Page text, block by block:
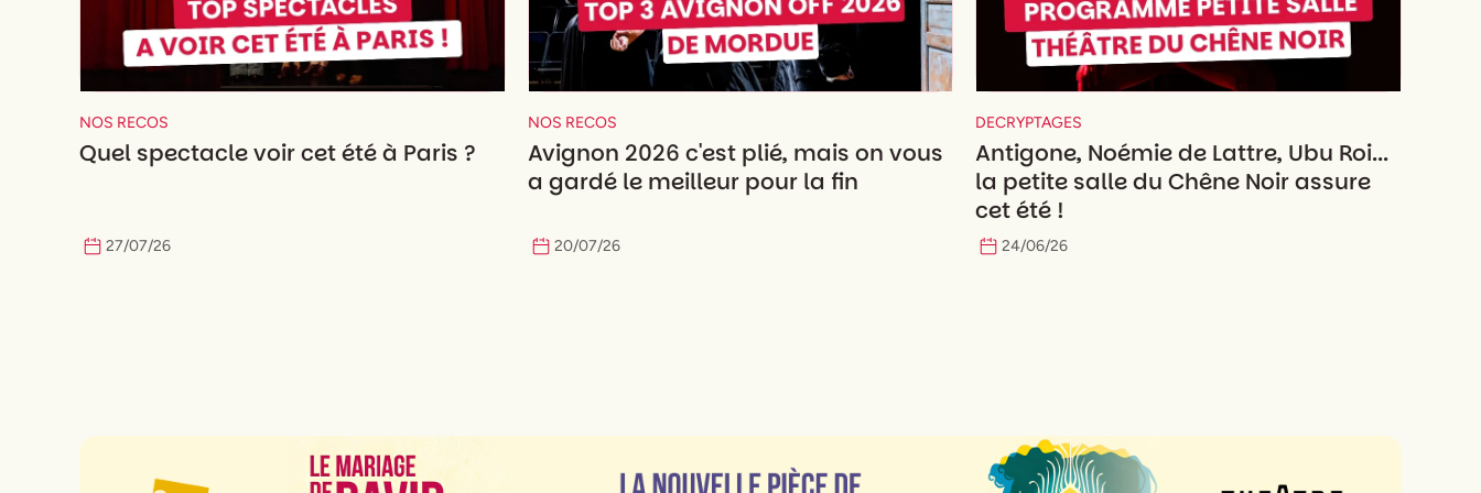
NOS RECOS
Quel spectacle voir cet été à Paris ?
27/07/26
NOS RECOS
Avignon 2026 c'est plié, mais on vous
a gardé le meilleur pour la fin
20/07/26
DECRYPTAGES
Antigone, Noémie de Lattre, Ubu Roi...
la petite salle du Chêne Noir assure
cet été !
24/06/26